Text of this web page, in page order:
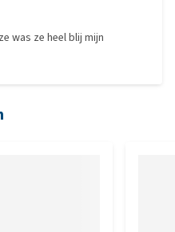
was ze heel blij mijn